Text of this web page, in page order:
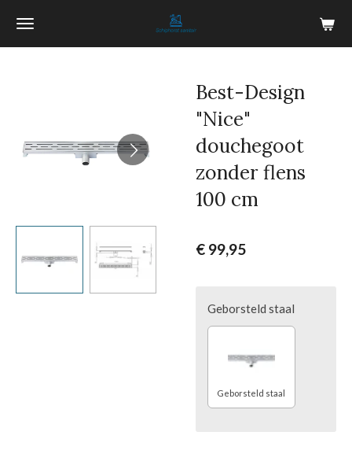
Ga
Best-Design
"Nice"
douchegoot
zonder flens
100 cm
€ 99,95
Geborsteld staal
Geborsteld staal